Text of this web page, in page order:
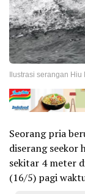
Ilustrasi serangan Hiu
Seorang pria
diserang seekor
sekitar 4 meter
(16/5) pagi